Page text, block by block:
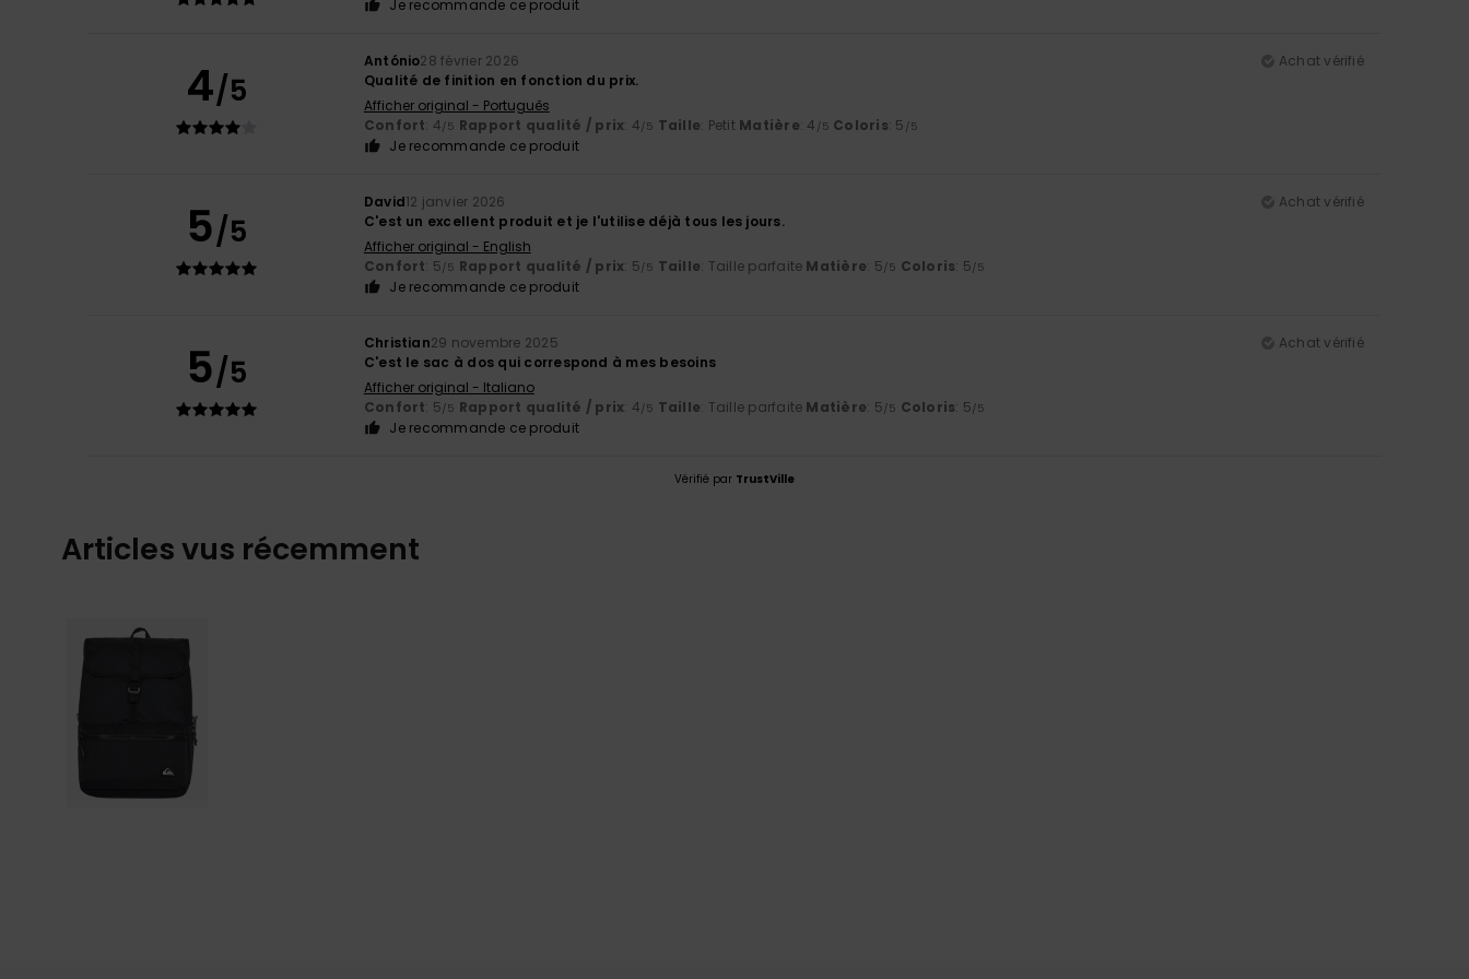
Je recommande ce produit
4/5
António28 février 2026
Achat vérifié
Qualité de finition en fonction du prix.
Afficher original - Português
Confort: 4/5 Rapport qualité / prix: 4/5 Taille: Petit Matière: 4 /5 Coloris: 5 /5
Je recommande ce produit
5/5
David12 janvier 2026
Achat vérifié
C'est un excellent produit et je l'utilise déjà tous les jours.
Afficher original - English
Confort: 5/5 Rapport qualité / prix: 5/5 Taille: Taille parfaite Matière: 5/5 Coloris: 5/5
Je recommande ce produit
5/5
Christian29 novembre 2025
Achat vérifié
C'est le sac à dos qui correspond à mes besoins
Afficher original - Italiano
Confort: 5/5 Rapport qualité / prix: 4/5 Taille: Taille parfaite Matière: 5/5 Coloris: 5/5
Je recommande ce produit
Vérifié par TrustVille
Articles vus récemment